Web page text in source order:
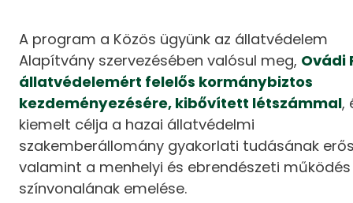
A program a Közös ügyünk az állatvédelem
Alapítvány szervezésében valósul meg, Ovádi
állatvédelemért felelős kormánybiztos
kezdeményezésére, kibővített létszámmal,
kiemelt célja a hazai állatvédelmi
szakemberállomány gyakorlati tudásának
valamint a menhelyi és ebrendészeti működés
színvonalának emelése.